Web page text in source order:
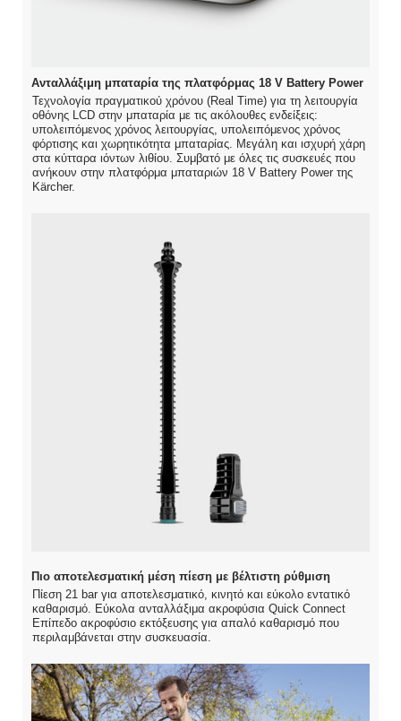
Ανταλλάξιμη μπαταρία της πλατφόρμας 18 V Battery Power
Τεχνολογία πραγματικού χρόνου (Real Time) για τη λειτουργία
οθόνης LCD στην μπαταρία με τις ακόλουθες ενδείξεις:
υπολειπόμενος χρόνος λειτουργίας, υπολειπόμενος χρόνος
φόρτισης και χωρητικότητα μπαταρίας. Μεγάλη και ισχυρή χάρη
στα κύτταρα ιόντων λιθίου. Συμβατό με όλες τις συσκευές που
ανήκουν στην πλατφόρμα μπαταριών 18 V Battery Power της
Kärcher.
Πιο αποτελεσματική μέση πίεση με βέλτιστη ρύθμιση
Πίεση 21 bar για αποτελεσματικό, κινητό και εύκολο εντατικό
καθαρισμό. Εύκολα ανταλλάξιμα ακροφύσια Quick Connect
Επίπεδο ακροφύσιο εκτόξευσης για απαλό καθαρισμό που
περιλαμβάνεται στην συσκευασία.